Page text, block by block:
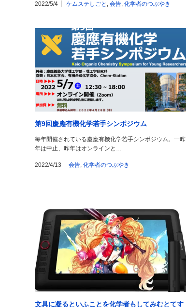
2022/5/4 ケムステしごと , 会告, 化学者のつぶやき
第9回慶應有機化学若手シンポジウム
毎年開催されている慶應有機化学若手シンポジウム。一昨
年は中止、昨年はオンラインと…
2022/4/13 会告, 化学者のつぶやき
文具に凝るといふことを化学者もしてみむとてす